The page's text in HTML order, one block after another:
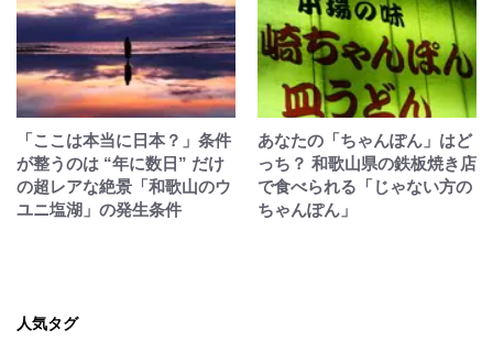
「ここは本当に日本？」条件
が整うのは “年に数日” だけ
の超レアな絶景「和歌山のウ
ユニ塩湖」の発生条件
あなたの「ちゃんぽん」はど
っち？ 和歌山県の鉄板焼き店
で食べられる「じゃない方の
ちゃんぽん」
人気タグ